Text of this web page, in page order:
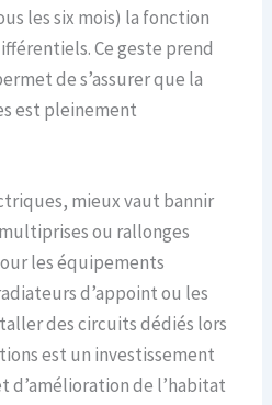
les six mois) la fonction
Ce geste prend
de s’assurer que la
est pleinement
mieux vaut bannir
ou rallonges
les équipements
d’appoint ou les
des circuits dédiés lors
est un investissement
d’amélioration de l’habitat